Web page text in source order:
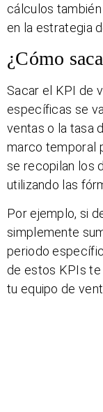
cálculos
en la estrategia
¿Cómo
Sacar el KPI de
específicas se
ventas o la tasa
marco temporal
se recopilan los
utilizando las
Por ejemplo, si
simplemente
periodo
de estos KPIs
tu equipo de